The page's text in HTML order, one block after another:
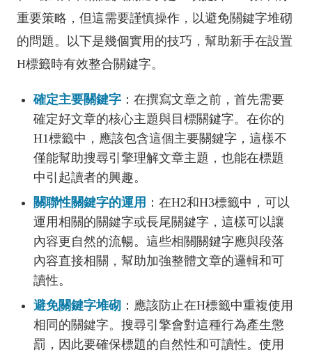
重要策略，但這需要謹慎操作，以避免關鍵字堆砌
的問題。以下是幾個實用的技巧，幫助新手在設置
H標籤時有效整合關鍵字。
確定主要關鍵字 ：在撰寫文章之前，首先需要
確定好文章的核心主題與目標關鍵字。在你的
H1標籤中，應該包含這個主要關鍵字，這樣不
僅能幫助搜尋引擎理解文章主題，也能在標題
中引起讀者的興趣。
關聯性關鍵字的運用 ：在H2和H3標籤中，可以
運用相關的關鍵字或長尾關鍵字，這樣可以讓
內容更自然的流暢。這些相關關鍵字應與段落
內容直接相關，幫助加強整體文章的邏輯和可
讀性。
避免關鍵字堆砌 ：應該防止在H標籤中重複使用
相同的關鍵字。搜尋引擎會對這種行為產生懲
罰，因此要確保標題的自然性和可讀性。使用